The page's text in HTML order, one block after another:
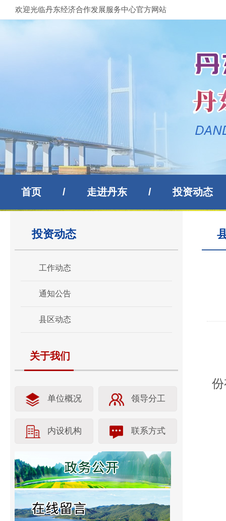
欢迎光临丹东经济合作发展服务中心官方网站
首页 / 走进丹东 / 投资动态
投资动态
工作动态
通知公告
县区动态
关于我们
单位概况 领导分工
内设机构 联系方式